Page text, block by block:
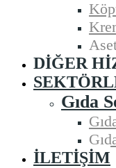
DIĞER
Gıda
İLETIŞIM